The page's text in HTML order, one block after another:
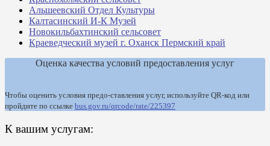
Альшеевский Отдел Культуры
Калтасинский И-К Музей
Новокильбахтинский сельсовет
Краеведческий музей г. Оханск Пермский край
Оценка качества условий предоставления услуг
Чтобы оценить условия предо-ставления услуг, используйте QR-код или
пройдите по ссылке bus.gov.ru/qrcode/rate/225397
К вашим услугам: